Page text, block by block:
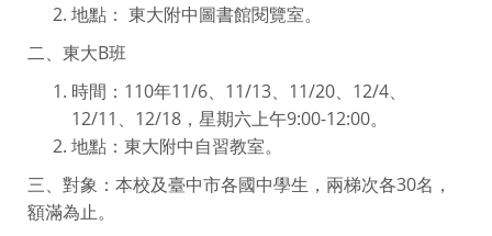
地點： 東大附中圖書館閱覽室。
二、東大B班
時間：110年11/6、11/13、11/20、12/4、
12/11、12/18，星期六上午9:00-12:00。
地點：東大附中自習教室。
三、對象：本校及臺中市各國中學生，兩梯次各30名，
額滿為止。